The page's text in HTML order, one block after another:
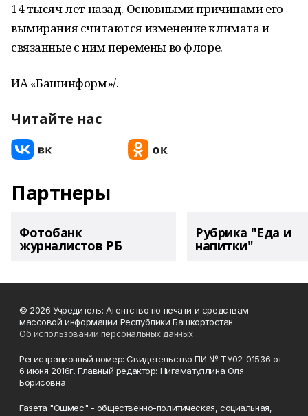
14 тысяч лет назад. Основными причинами его
вымирания считаются изменение климата и
связанные с ним перемены во флоре.
ИА «Башинформ»/.
Читайте нас
Партнеры
Фотобанк
журналистов РБ
Рубрика "Еда и
напитки"
© 2026 Учредитель: Агентство по печати и средствам
массовой информации Республики Башкортостан
Об использовании персональных данных
Регистрационный номер: Свидетельство ПИ № ТУ02-01536 от
6 июня 2016г. Главный редактор: Нигаматуллина Оля
Борисовна
Газета "Ошмес" - общественно-политическая, социальная,